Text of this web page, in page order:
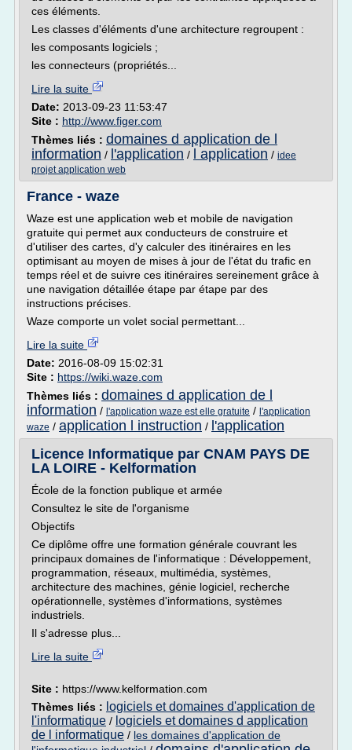
ces éléments.
Les classes d'éléments d'une architecture regroupent :
les composants logiciels ;
les connecteurs (propriétés...
Lire la suite
Date: 2013-09-23 11:53:47
Site : http://www.figer.com
Thèmes liés : domaines d application de l
information / l'application / l application / idee
projet application web
France - waze
Waze est une application web et mobile de navigation
gratuite qui permet aux conducteurs de construire et
d'utiliser des cartes, d'y calculer des itinéraires en les
optimisant au moyen de mises à jour de l'état du trafic en
temps réel et de suivre ces itinéraires sereinement grâce à
une navigation détaillée étape par étape par des
instructions précises.
Waze comporte un volet social permettant...
Lire la suite
Date: 2016-08-09 15:02:31
Site : https://wiki.waze.com
Thèmes liés : domaines d application de l
information / l'application waze est elle gratuite / l'application
waze / application l instruction / l'application
Licence Informatique par CNAM PAYS DE
LA LOIRE - Kelformation
École de la fonction publique et armée
Consultez le site de l'organisme
Objectifs
Ce diplôme offre une formation générale couvrant les
principaux domaines de l'informatique : Développement,
programmation, réseaux, multimédia, systèmes,
architecture des machines, génie logiciel, recherche
opérationnelle, systèmes d'informations, systèmes
industriels.
Il s'adresse plus...
Lire la suite
Site : https://www.kelformation.com
Thèmes liés : logiciels et domaines d'application de
l'informatique / logiciels et domaines d application
de l informatique / les domaines d'application de